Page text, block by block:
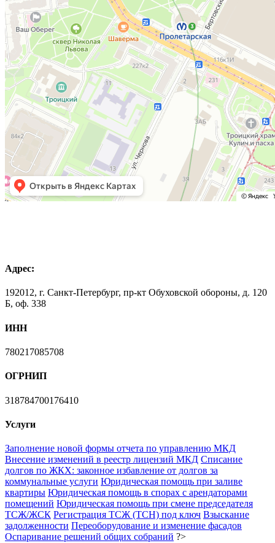
Адрес:
192012, г. Санкт-Петербург, пр-кт Обуховской обороны, д. 120
Б, оф. 338
ИНН
780217085708
ОГРНИП
318784700176410
Услуги
Заполнение новой формы отчета по управлению МКД
Внесение изменений в реестр лицензий МКД Списание
долгов по ЖКХ: законное избавление от долгов за
коммунальные услуги Юридическая помощь при заливе
квартиры Юридическая помощь в спорах с арендаторами
помещений Юридическая помощь при смене председателя
ТСЖ/ЖСК Регистрация ТСЖ (ТСН) под ключ Взыскание
задолженности Переоборудование и изменение фасадов
Оспаривание решений общих собраний ?>